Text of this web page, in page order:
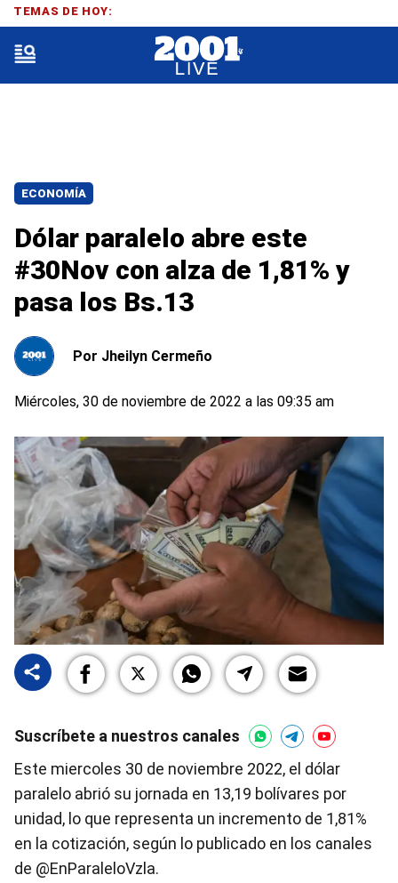
ECONOMÍA
Dólar paralelo abre este
#30Nov con alza de 1,81% y
pasa los Bs.13
Por Jheilyn Cermeño
Miércoles, 30 de noviembre de 2022 a las 09:35 am
Suscríbete a nuestros canales
Este miercoles 30 de noviembre 2022, el dólar
paralelo abrió su jornada en 13,19 bolívares por
unidad, lo que representa un incremento de 1,81%
en la cotización, según lo publicado en los canales
de @EnParaleloVzla.
TEMAS DE HOY: